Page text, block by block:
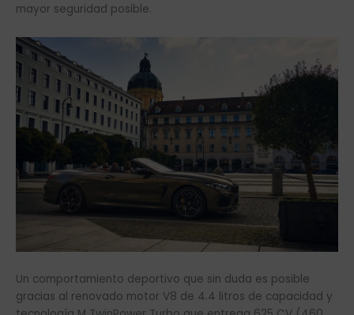
mayor seguridad posible.
Un comportamiento deportivo que sin duda es posible
gracias al renovado motor V8 de 4.4 litros de capacidad y